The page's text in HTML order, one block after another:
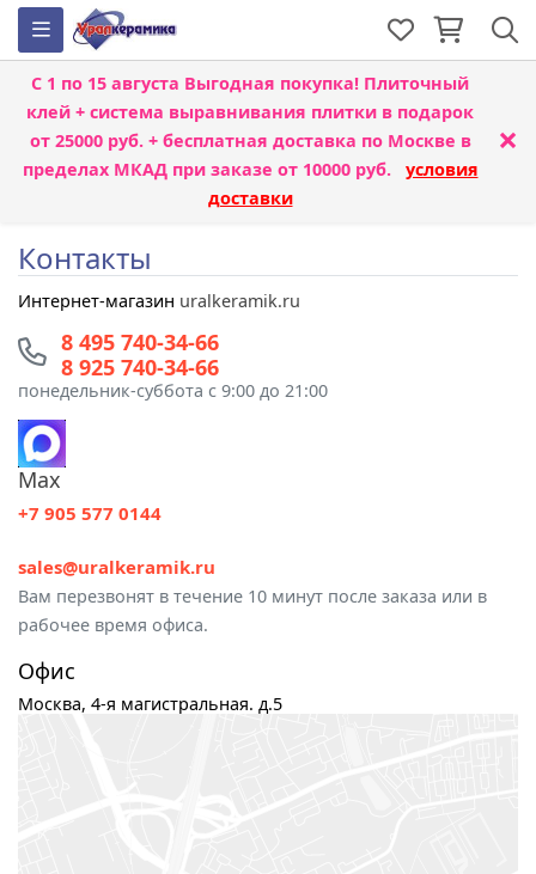
С 1 по 15 августа Выгодная покупка! Плиточный
клей + система выравнивания плитки в подарок
от 25000 руб. + бесплатная доставка по Москве в
пределах МКАД при заказе от 10000 руб. условия
доставки
×
Контакты
Интернет-магазин uralkeramik.ru
8 495 740-34-66
8 925 740-34-66
понедельник-суббота с 9:00 до 21:00
Max
+7 905 577 0144
sales@uralkeramik.ru
Вам перезвонят в течение 10 минут после заказа или в
рабочее время офиса.
Офис
Москва, 4-я магистральная. д.5